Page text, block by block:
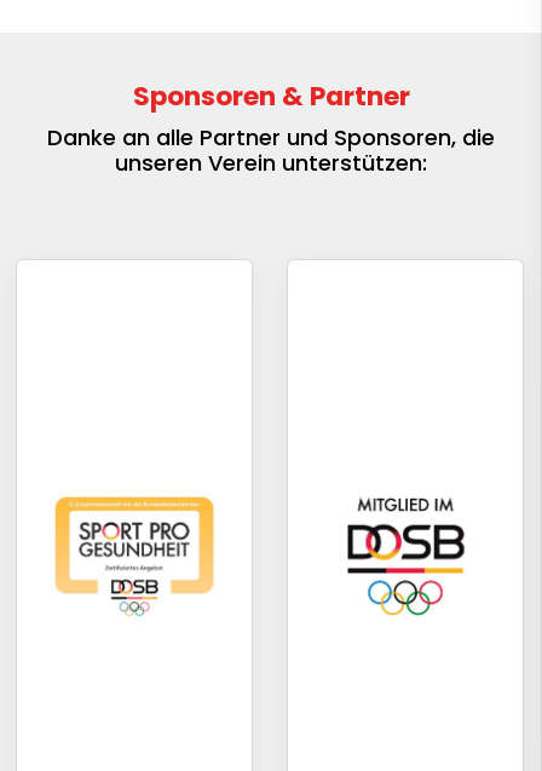
Sponsoren & Partner
Danke an alle Partner und Sponsoren, die
unseren Verein unterstützen: